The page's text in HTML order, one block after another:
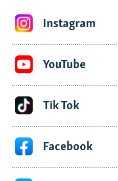
Instagram
YouTube
Tik Tok
Facebook